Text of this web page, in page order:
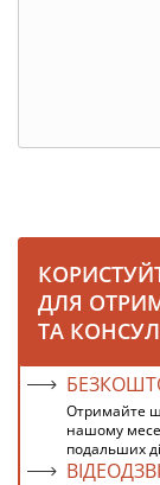
ДЛЯ
ТА
Отримайте
нашому
подальших